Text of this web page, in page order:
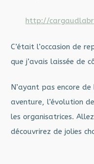
http://
C’était l’occasion de
que j’avais laissée de
N’ayant pas encore
aventure, l’évolution
les organisatrices.
découvrirez de jolies